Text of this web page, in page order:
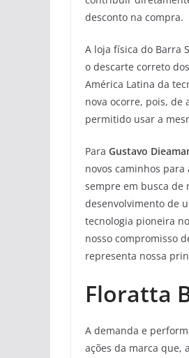
desconto na compra.
A loja física do Barra
o descarte correto
América Latina da
nova ocorre, pois, de
permitido usar a
Para Gustavo
novos caminhos para
sempre em busca de
desenvolvimento de
tecnologia pioneira
nosso compromisso
representa nossa
Floratta
A demanda e
ações da marca que,